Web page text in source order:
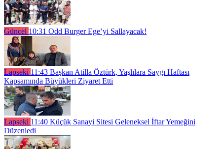
Güncel 10:31 Odd Burger Ege’yi Sallayacak!
Lapseki 11:43 Başkan Atilla Öztürk, Yaşlılara Saygı Haftası
Kapsamında Büyükleri Ziyaret Etti
Lapseki 11:40 Küçük Sanayi Sitesi Geleneksel İftar Yemeğini
Düzenledi